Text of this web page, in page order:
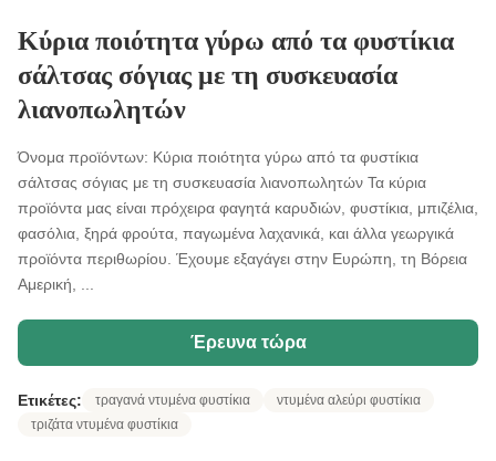
Κύρια ποιότητα γύρω από τα φυστίκια
σάλτσας σόγιας με τη συσκευασία
λιανοπωλητών
Όνομα προϊόντων: Κύρια ποιότητα γύρω από τα φυστίκια
σάλτσας σόγιας με τη συσκευασία λιανοπωλητών Τα κύρια
προϊόντα μας είναι πρόχειρα φαγητά καρυδιών, φυστίκια, μπιζέλια,
φασόλια, ξηρά φρούτα, παγωμένα λαχανικά, και άλλα γεωργικά
προϊόντα περιθωρίου. Έχουμε εξαγάγει στην Ευρώπη, τη Βόρεια
Αμερική, ...
Έρευνα τώρα
Ετικέτες: τραγανά ντυμένα φυστίκια
ντυμένα αλεύρι φυστίκια
τριζάτα ντυμένα φυστίκια